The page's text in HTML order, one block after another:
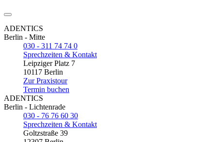
ADENTICS
Berlin - Mitte
030 - 311 74 74 0
Sprechzeiten & Kontakt
Leipziger Platz 7
10117 Berlin
Zur Praxistour
Termin buchen
ADENTICS
Berlin - Lichtenrade
030 - 76 76 60 30
Sprechzeiten & Kontakt
Goltzstraße 39